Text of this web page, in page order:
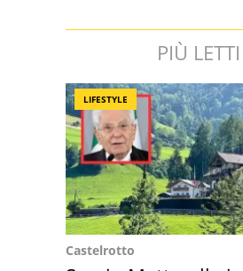
PIÙ LETTI
LIFESTYLE
Castelrotto